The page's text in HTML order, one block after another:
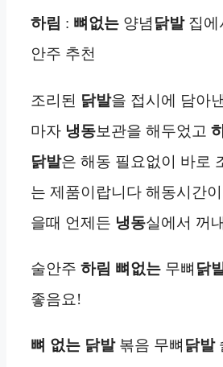
하림 : 뼈없는 양념 닭발집에
안주 추천
조리된 닭발을 접시에 담아
마자 냉동보관을 해두었고
닭발은 해동 필요없이 바로
는 제품이랍니다 해동시간
을때 언제든 냉동실에서 꺼
술안주 하림 뼈없는 무뼈 닭
좋음요!
뼈 없는 닭발볶음 무뼈 닭발